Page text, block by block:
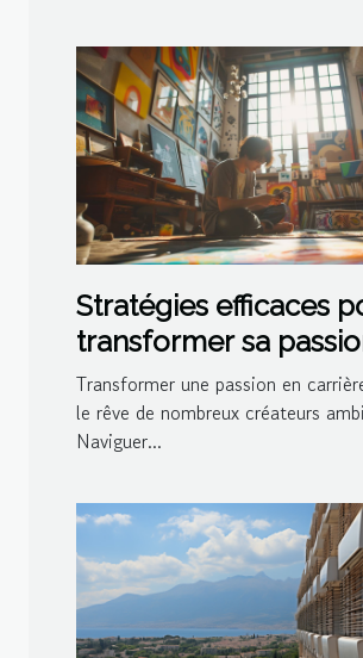
Stratégies efficaces
transformer sa
carrière sur un
de créateurs
Transformer une passion en
le rêve de nombreux créateurs
Naviguer...